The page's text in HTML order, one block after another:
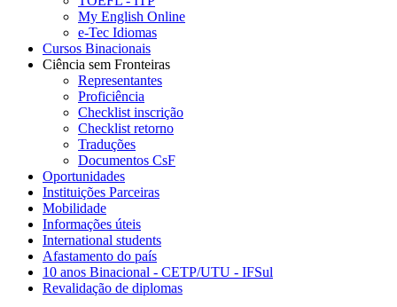
My English Online
e-Tec Idiomas
Cursos Binacionais
Ciência sem Fronteiras
Representantes
Proficiência
Checklist inscrição
Checklist retorno
Traduções
Documentos CsF
Oportunidades
Instituições Parceiras
Mobilidade
Informações úteis
International students
Afastamento do país
10 anos Binacional - CETP/UTU - IFSul
Revalidação de diplomas